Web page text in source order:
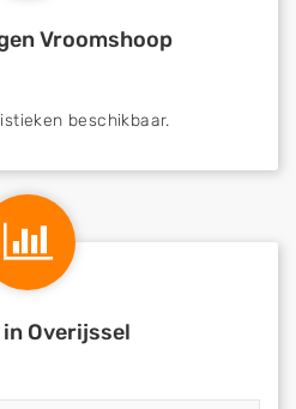
Vroomshoop
beschikbaar.
Overijssel